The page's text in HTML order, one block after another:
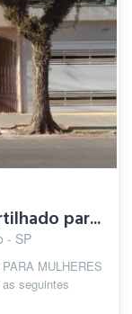
par...
- SP
MULHERES
seguintes